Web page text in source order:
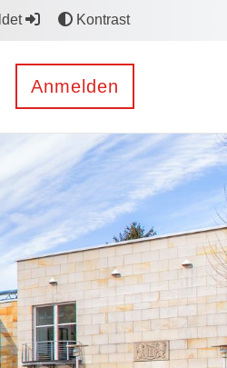
Kontrast
Anmelden